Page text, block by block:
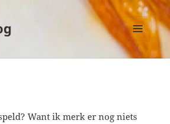
MENU
EN
Want ik merk er nog niets